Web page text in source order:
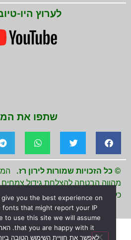
לערוץ היו-טיוב
שתפו את
הזכויות שמורות לירון רז.המידע
הבטחה להצלחת גידול צמחים
בלבד לגידולם.
we give you the best experience on
fonts that might report your IP
to use this site we will assume
לאפשר את חוויית השימוש הטובה ביותר.